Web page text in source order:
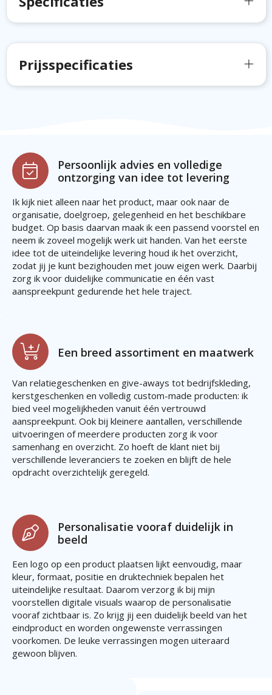
Prijsspecificaties
Persoonlijk advies en volledige
ontzorging van idee tot levering
Ik kijk niet alleen naar het product, maar ook naar de
organisatie, doelgroep, gelegenheid en het beschikbare
budget. Op basis daarvan maak ik een passend voorstel en
neem ik zoveel mogelijk werk uit handen. Van het eerste
idee tot de uiteindelijke levering houd ik het overzicht,
zodat jij je kunt bezighouden met jouw eigen werk. Daarbij
zorg ik voor duidelijke communicatie en één vast
aanspreekpunt gedurende het hele traject.
Een breed assortiment en maatwerk
Van relatiegeschenken en give-aways tot bedrijfskleding,
kerstgeschenken en volledig custom-made producten: ik
bied veel mogelijkheden vanuit één vertrouwd
aanspreekpunt. Ook bij kleinere aantallen, verschillende
uitvoeringen of meerdere producten zorg ik voor
samenhang en overzicht. Zo hoeft de klant niet bij
verschillende leveranciers te zoeken en blijft de hele
opdracht overzichtelijk geregeld.
Personalisatie vooraf duidelijk in
beeld
Een logo op een product plaatsen lijkt eenvoudig, maar
kleur, formaat, positie en druktechniek bepalen het
uiteindelijke resultaat. Daarom verzorg ik bij mijn
voorstellen digitale visuals waarop de personalisatie
vooraf zichtbaar is. Zo krijg jij een duidelijk beeld van het
eindproduct en worden ongewenste verrassingen
voorkomen. De leuke verrassingen mogen uiteraard
gewoon blijven.